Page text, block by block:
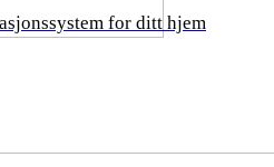
for ditt hjem